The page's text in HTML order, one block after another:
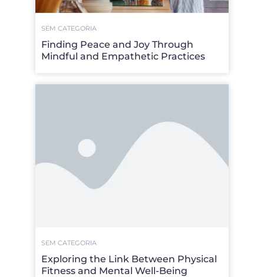
SEM CATEGORIA
Finding Peace and Joy Through
Mindful and Empathetic Practices
SEM CATEGORIA
Exploring the Link Between Physical
Fitness and Mental Well-Being